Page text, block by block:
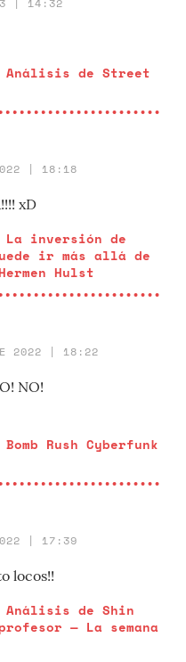
| 14:32
Análisis de Street
| 18:18
xD
La inversión de
ir más allá de
Hulst
2022 | 18:22
NO!
Bomb Rush Cyberfunk
| 17:39
locos!!
Análisis de Shin
— La semana